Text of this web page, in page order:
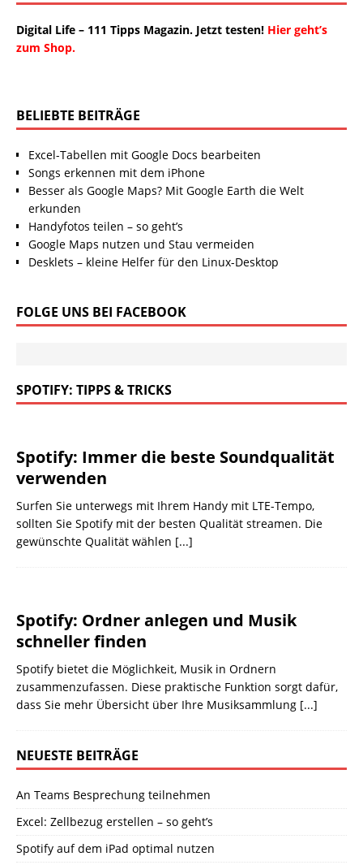
Digital Life – 111 Tipps Magazin. Jetzt testen! Hier geht’s
zum Shop.
BELIEBTE BEITRÄGE
Excel-Tabellen mit Google Docs bearbeiten
Songs erkennen mit dem iPhone
Besser als Google Maps? Mit Google Earth die Welt
erkunden
Handyfotos teilen – so geht’s
Google Maps nutzen und Stau vermeiden
Desklets – kleine Helfer für den Linux-Desktop
FOLGE UNS BEI FACEBOOK
SPOTIFY: TIPPS & TRICKS
Spotify: Immer die beste Soundqualität
verwenden
Surfen Sie unterwegs mit Ihrem Handy mit LTE-Tempo,
sollten Sie Spotify mit der besten Qualität streamen. Die
gewünschte Qualität wählen [...]
Spotify: Ordner anlegen und Musik
schneller finden
Spotify bietet die Möglichkeit, Musik in Ordnern
zusammenzufassen. Diese praktische Funktion sorgt dafür,
dass Sie mehr Übersicht über Ihre Musiksammlung [...]
NEUESTE BEITRÄGE
An Teams Besprechung teilnehmen
Excel: Zellbezug erstellen – so geht’s
Spotify auf dem iPad optimal nutzen